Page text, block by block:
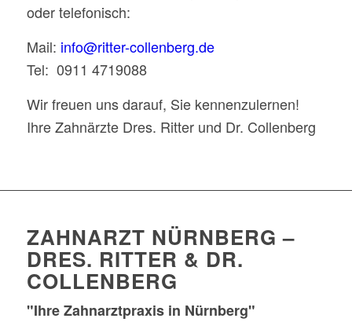
oder telefonisch:
Mail: info@ritter-collenberg.de
Tel: 0911 4719088
Wir freuen uns darauf, Sie kennenzulernen!
Ihre Zahnärzte Dres. Ritter und Dr. Collenberg
ZAHNARZT NÜRNBERG –
DRES. RITTER & DR.
COLLENBERG
"Ihre Zahnarztpraxis in Nürnberg"